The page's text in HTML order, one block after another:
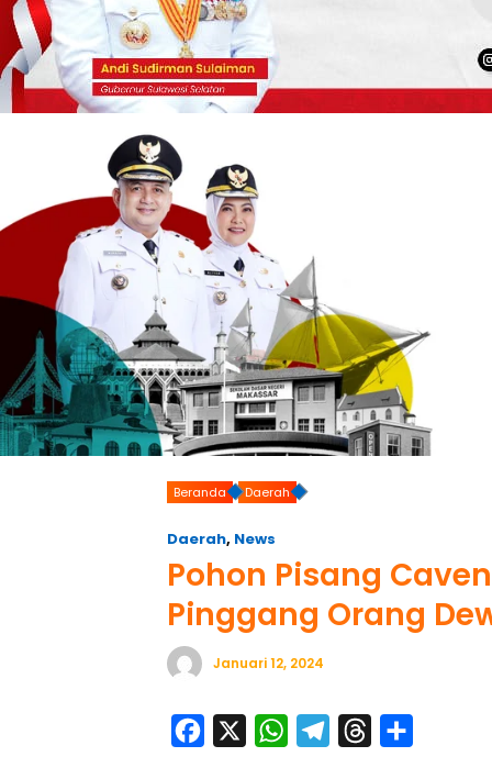
Beranda Daerah
Daerah, News
Pohon Pisang
Pinggang Orang
Januari 12, 2024
W